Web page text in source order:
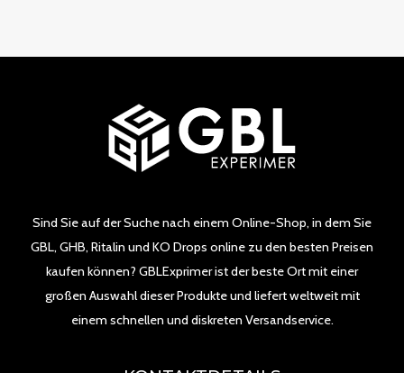
Sind Sie auf der Suche nach einem Online-Shop, in dem Sie
GBL, GHB, Ritalin und KO Drops online zu den besten Preisen
kaufen können? GBLExprimer ist der beste Ort mit einer
großen Auswahl dieser Produkte und liefert weltweit mit
einem schnellen und diskreten Versandservice.